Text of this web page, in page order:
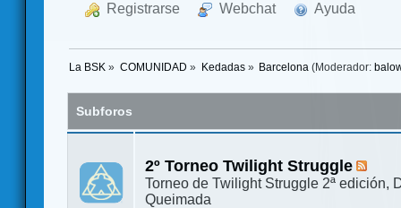
Registrarse Webchat Ayuda
La BSK » COMUNIDAD » Kedadas» Barcelona (Moderador:
Subforos
2º Torneo Twilight Struggle
Torneo de Twilight Struggle 2ª edición,
Queimada